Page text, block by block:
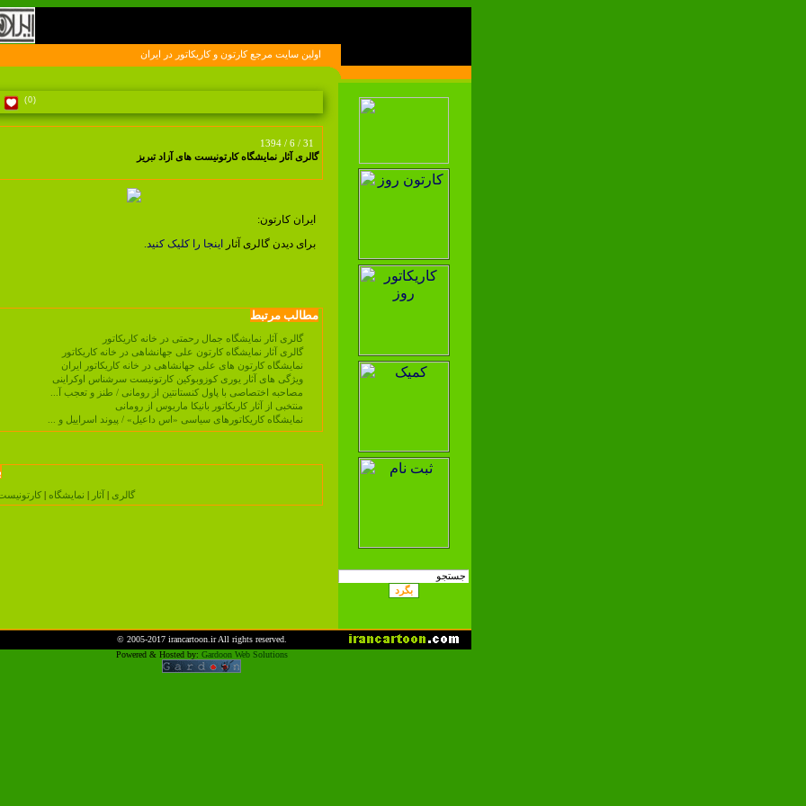
اولين سايت مرجع کارتون و کاريکاتور در ايران
(0)
1394 / 6 / 31
گالری آثار نمایشگاه کارتونیست های آزاد تبریز
ایران کارتون:
برای دیدن گالری آثاراینجا را کلیک کنید.
مطالب مرتبط
گالری آثار نمایشگاه جمال رحمتی در خانه کاریکاتور
گالری آثار نمایشگاه کارتون علی جهانشاهی در خانه کاریکاتور
نمایشگاه کارتون های علی جهانشاهی در خانه کاریکاتور ایران
ویژگی های آثار یوری کوزوبوکین کارتونیست سرشناس اوکراینی
مصاحبه اختصاصی با پاول کنستانتین از رومانی / طنز و تعجب آ...
منتخبی از آثار کاریکاتور بانیکا ماریوس از رومانی
نمایشگاه کاریکاتورهای سیاسی «اس داعیل» / پیوند اسراییل و ...
گالری آثار نمایشگاه
© 2005-2017 irancartoon.irAll rights reserved.
Powered & Hosted by: Gardoon Web Solutions